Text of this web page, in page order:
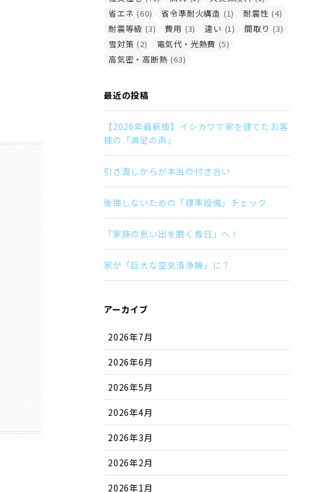
省エネ (60) 省令準耐火構造 (1) 耐震性 (4)
耐震等級 (3) 費用 (3) 違い (1) 間取り (3)
雪対策 (2) 電気代・光熱費 (5)
高気密・高断熱 (63)
最近の投稿
【2026年最新版】イシカワで家を建てたお客
様の「満足の声」
引き渡しからが本当の付き合い
後悔しないための「標準設備」チェック
「家族の思い出を磨く毎日」へ！
家が「巨大な空気清浄機」に？
アーカイブ
2026年7月
2026年6月
2026年5月
2026年4月
2026年3月
2026年2月
2026年1月